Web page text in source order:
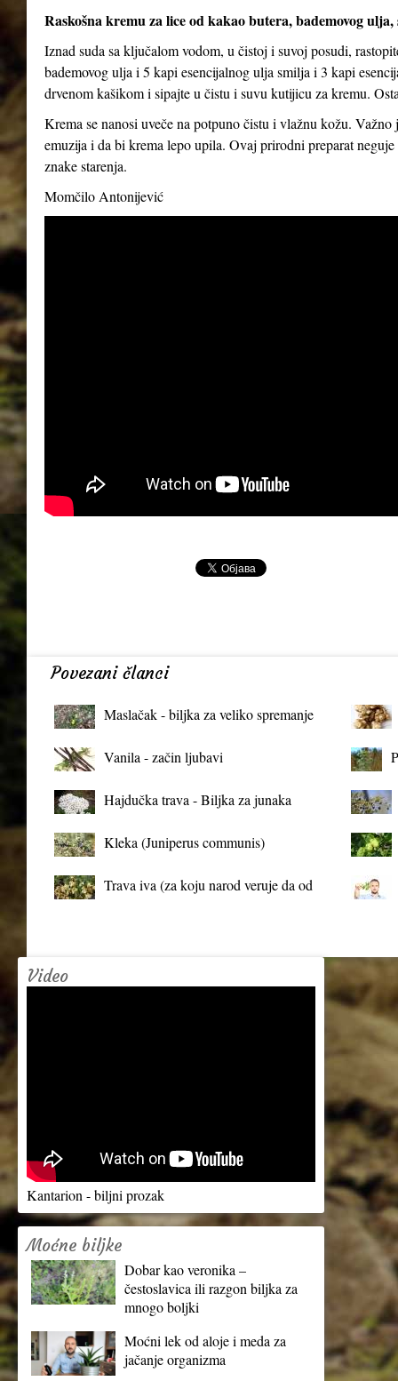
Raskošna kremu za lice od kakao butera, bademovog
Iznad suda sa ključalom vodom, u čistoj i suvoj posudi,
bademovog ulja i 5 kapi esencijalnog ulja smilja i 3 kapi
drvenom kašikom i sipajte u čistu i suvu kutijicu za kremu.
Krema se nanosi uveče na potpuno čistu i vlažnu kožu.
emuzija i da bi krema lepo upila. Ovaj prirodni preparat
znake starenja.
Momčilo Antonijević
Povezani članci
Maslačak - biljka za veliko spremanje
Vanila - začin ljubavi
Hajdučka trava - Biljka za junaka
Kleka (Juniperus communis)
Trava iva (za koju narod veruje da od
Video
Kantarion - biljni prozak
Moćne biljke
Dobar kao veronika –
čestoslavica ili razgon biljka za
mnogo boljki
Moćni lek od aloje i meda za
jačanje organizma